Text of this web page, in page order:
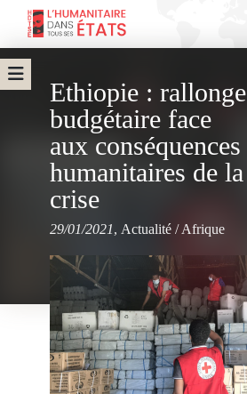
Ethiopie : rallonge
budgétaire face
aux conséquences
humanitaires de la
crise
29/01/2021, Actualité /Afrique